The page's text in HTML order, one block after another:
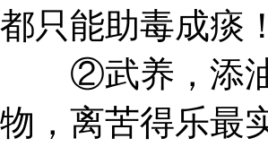
都只能助毒成痰！
②武养，添油
物，离苦得乐最